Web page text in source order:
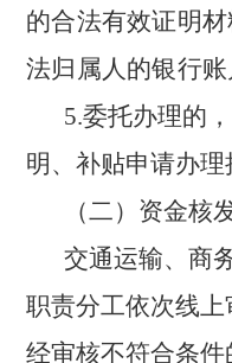
的合法有效证明
法归属人的银行账
5.委托办理的
明、补贴申请办理
（二）资金核
交通运输、商
职责分工依次线上
经审核不符合条